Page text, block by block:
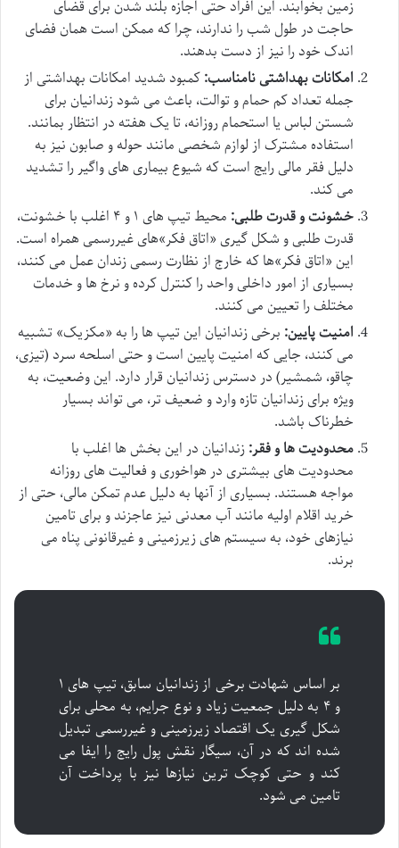
زمین بخوابند. این افراد حتی اجازه بلند شدن برای قضای
حاجت در طول شب را ندارند، چرا که ممکن است همان فضای
اندک خود را نیز از دست بدهند.
امکانات بهداشتی نامناسب:کمبود شدید امکانات بهداشتی از
جمله تعداد کم حمام و توالت، باعث می شود زندانیان برای
شستن لباس یا استحمام روزانه، تا یک هفته در انتظار بمانند.
استفاده مشترک از لوازم شخصی مانند حوله و صابون نیز به
دلیل فقر مالی رایج است که شیوع بیماری های واگیر را تشدید
می کند.
خشونت و قدرت طلبی:
محیط تیپ های ۱ و ۴ اغلب با خشونت،
قدرت طلبی و شکل گیری «اتاق فکر»های غیررسمی همراه است.
این «اتاق فکر»ها که خارج از نظارت رسمی زندان عمل می کنند،
بسیاری از امور داخلی واحد را کنترل کرده و نرخ ها و خدمات
مختلف را تعیین می کنند.
امنیت پایین: برخی زندانیان این تیپ ها را به «مکزیک» تشبیه
می کنند، جایی که امنیت پایین است و حتی اسلحه سرد (تیزی،
چاقو، شمشیر) در دسترس زندانیان قرار دارد. این وضعیت، به
ویژه برای زندانیان تازه وارد و ضعیف تر، می تواند بسیار
خطرناک باشد.
محدودیت ها و فقر:زندانیان در این بخش ها اغلب با
محدودیت های بیشتری در هواخوری و فعالیت های روزانه
مواجه هستند. بسیاری از آنها به دلیل عدم تمکن مالی، حتی از
خرید اقلام اولیه مانند آب معدنی نیز عاجزند و برای تامین
نیازهای خود، به سیستم های زیرزمینی و غیرقانونی پناه می
برند.
بر اساس شهادت برخی از زندانیان سابق، تیپ های ۱
و ۴ به دلیل جمعیت زیاد و نوع جرایم، به محلی برای
شکل گیری یک اقتصاد زیرزمینی و غیررسمی تبدیل
شده اند که در آن، سیگار نقش پول رایج را ایفا می
کند و حتی کوچک ترین نیازها نیز با پرداخت آن
تامین می شود.